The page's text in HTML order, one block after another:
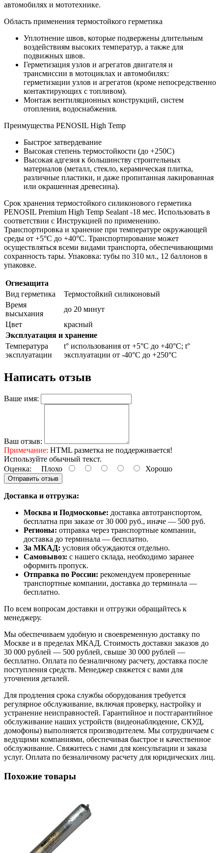
автомобилях и мототехнике.
Область применения термостойкого герметика
Уплотнение швов, которые подвержены длительным
воздействиям высоких температур, а также для
подвижных швов.
Герметизация узлов и агрегатов двигателя и
трансмиссии в мотоциклах и автомобилях:
герметизации узлов и агрегатов (кроме непосредственно
контактирующих с топливом).
Монтаж вентиляционных конструкций, систем
отопления, водоснабжения.
Преимущества PENOSIL High Temp
Быстрое затвердевание
Высокая степень термостойкости (до +250С)
Высокая адгезия к большинству строительных
материалов (металл, стекло, керамическая плитка,
различные пластики, и даже пропитанная лакированная
или окрашенная древесина).
Срок хранения термостойкого силиконового герметика
PENOSIL Premium High Temp Sealant -18 мес. Использовать в
соответствии с Инструкцией по применению.
Транспортировка и хранение при температуре окружающей
среды от +5°С до +40°С. Транспортирование может
осуществляться всеми видами транспорта, обеспечивающими
сохранность тары. Упаковка: тубы по 310 мл., 12 баллонов в
упаковке.
Огнезащита
Вид герметика
Термостойкий силиконовый
Время
высыхания
до 20 минут
Цвет
красный
Эксплуатация и хранение
Температура
эксплуатации
t° использования от +5°С до +40°С; t°
эксплуатации от -40°С до +250°С
Написать отзыв
Ваше имя:
Ваш отзыв:
Примечание: HTML разметка не поддерживается!
Используйте обычный текст.
Оценка: Плохо Хорошо
Отправить отзыв
Доставка и отгрузка:
Москва и Подмосковье: доставка автотранспортом,
бесплатна при заказе от 30 000 руб., иначе — 500 руб.
Регионы: отправка через транспортные компании,
доставка до терминала — бесплатно.
За МКАД: условия обсуждаются отдельно.
Самовывоз: с нашего склада, необходимо заранее
оформить пропуск.
Отправка по России: рекомендуем проверенные
транспортные компании, доставка до терминала —
бесплатно.
По всем вопросам доставки и отгрузки обращайтесь к
менеджеру.
Мы обеспечиваем удобную и своевременную доставку по
Москве и в пределах МКАД. Стоимость доставки заказов до
30 000 рублей — 500 рублей, свыше 30 000 рублей —
бесплатно. Оплата по безналичному расчету, доставка после
поступления средств. Менеджер свяжется с вами для
уточнения деталей.
Для продления срока службы оборудования требуется
регулярное обслуживание, включая проверку, настройку и
устранение неисправностей. Гарантийное и постгарантийное
обслуживание наших устройств (видеонаблюдение, СКУД,
домофоны) выполняется производителем. Мы сотрудничаем с
ведущими компаниями, обеспечивая быстрое и качественное
обслуживание. Свяжитесь с нами для консультации и заказа
услуг. Оплата по безналичному расчету для юридических лиц.
Похожие товары